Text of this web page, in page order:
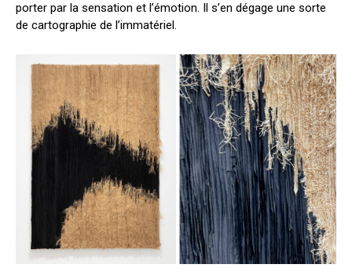
porter par la sensation et l’émotion. Il s’en dégage une sorte
de cartographie de l’immatériel.